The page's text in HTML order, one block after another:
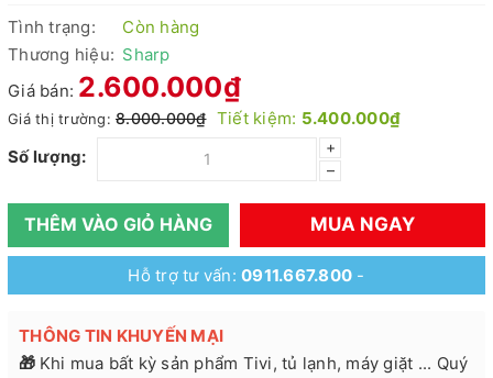
Tình trạng:
Còn hàng
Thương hiệu: Sharp
Giá bán: 2.600.000₫
Giá thị trường: 8.000.000₫ Tiết kiệm: 5.400.000₫
Số lượng:
+
–
THÊM VÀO GIỎ HÀNG MUA NGAY
Hỗ trợ tư vấn:0911.667.800 -
THÔNG TIN KHUYẾN MẠI
🎁 Khi mua bất kỳ sản phẩm Tivi, tủ lạnh, máy giặt ... Quý